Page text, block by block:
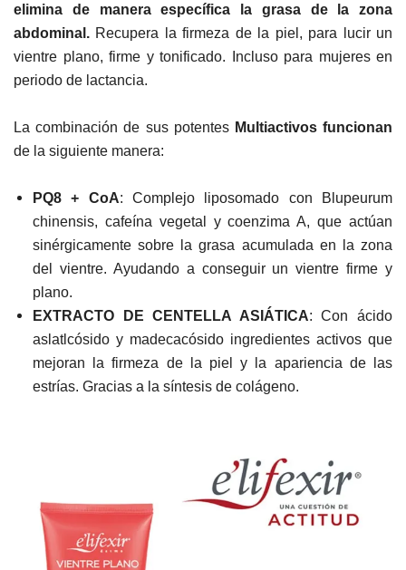
e limina de manera específica la grasa de la zona
abdominal. Recupera la firmeza de la piel, para lucir un
vientre plano, firme y tonificado. Incluso para mujeres en
periodo de lactancia.
La combinación de sus potentes Multiactivos funcionan
de la siguiente manera:
PQ8 + CoA: Complejo liposomado con Blupeurum
chinensis, cafeína vegetal y coenzima A, que actúan
sinérgicamente sobre la grasa acumulada en la zona
del vientre. Ayudando a conseguir un vientre firme y
plano.
EXTRACTO DE CENTELLA ASIÁTICA: Con ácido
aslatlcósido y madecacósido ingredientes activos que
mejoran la firmeza de la piel y la apariencia de las
estrías. Gracias a la síntesis de colágeno.